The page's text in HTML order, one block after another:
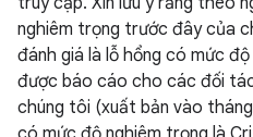
nghiêm trọng trước đây của
đánh giá là lỗ hổng có mức
được báo cáo cho các đối
chúng tôi (xuất bản vào